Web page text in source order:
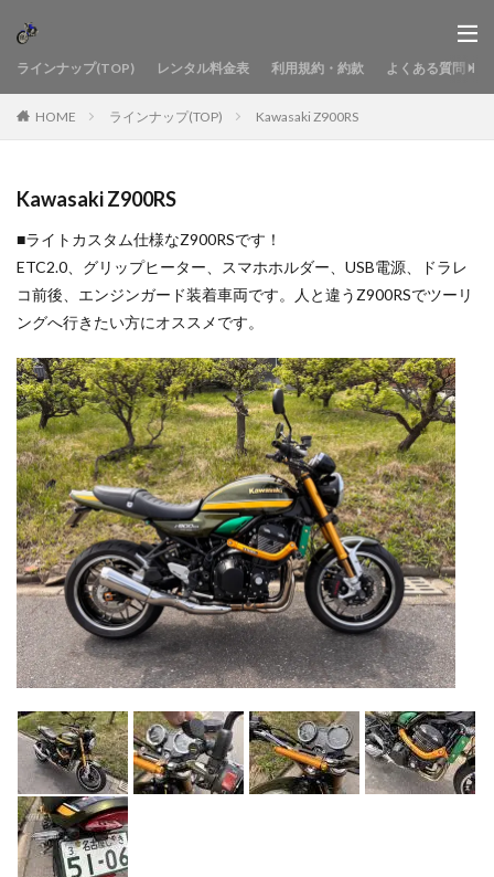
ラインナップ(TOP) レンタル料金表 利用規約・約款 よくある質問
HOME ラインナップ(TOP) Kawasaki Z900RS
Kawasaki Z900RS
■ライトカスタム仕様なZ900RSです！
ETC2.0、グリップヒーター、スマホホルダー、USB電源、ドラレ
コ前後、エンジンガード装着車両です。人と違うZ900RSでツーリ
ングへ行きたい方にオススメです。